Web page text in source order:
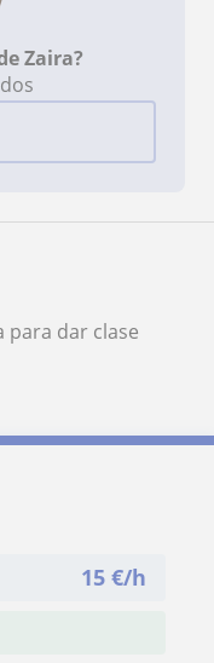
Zaira?
para dar clase
15 €/h